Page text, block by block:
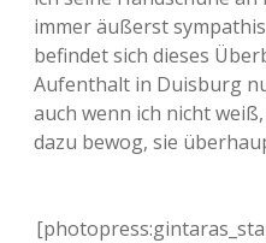
immer äußerst
befindet sich dieses
Aufenthalt in Duisburg
auch wenn ich nicht
dazu bewog, sie